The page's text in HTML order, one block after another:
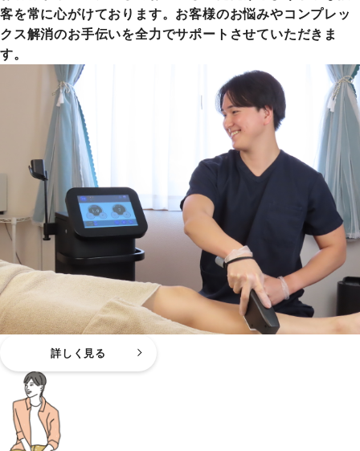
客を常に心がけております。お客様のお悩みやコンプレッ
クス解消のお手伝いを全力でサポートさせていただきま
す。
詳しく見る